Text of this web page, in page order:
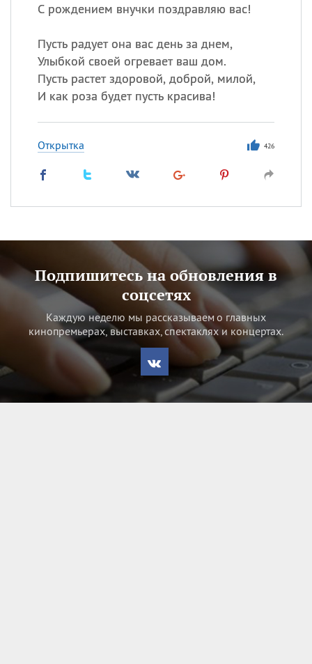
С рождением внучки поздравляю вас!
Пусть радует она вас день за днем,
Улыбкой своей огревает ваш дом.
Пусть растет здоровой, доброй, милой,
И как роза будет пусть красива!
Открытка 426
Подпишитесь на обновления в
соцсетях
Каждую неделю мы рассказываем о главных
кинопремьерах, выставках, спектаклях и концертах.